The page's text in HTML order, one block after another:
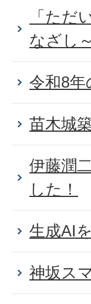
「ただ
なざし
令和8年
苗木城
伊藤潤
した！
生成AI
神坂ス